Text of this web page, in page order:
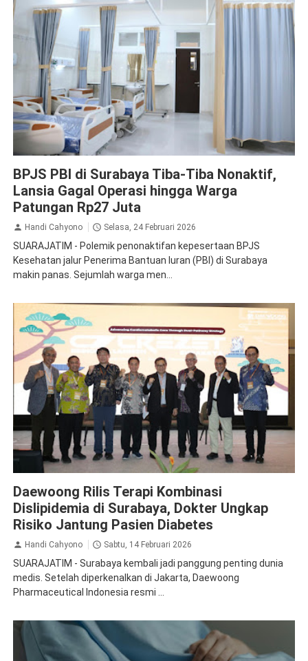
BPJS PBI di Surabaya Tiba-Tiba Nonaktif,
Lansia Gagal Operasi hingga Warga
Patungan Rp27 Juta
Handi Cahyono Selasa, 24 Februari 2026
SUARAJATIM - Polemik penonaktifan kepesertaan BPJS
Kesehatan jalur Penerima Bantuan Iuran (PBI) di Surabaya
makin panas. Sejumlah warga men...
Daewoong Rilis Terapi Kombinasi
Dislipidemia di Surabaya, Dokter Ungkap
Risiko Jantung Pasien Diabetes
Handi Cahyono Sabtu, 14 Februari 2026
SUARAJATIM - Surabaya kembali jadi panggung penting dunia
medis. Setelah diperkenalkan di Jakarta, Daewoong
Pharmaceutical Indonesia resmi ...